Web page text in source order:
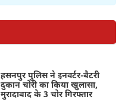
हसनपुर पुलिस ने इनवर्टर-बैटरी
दुकान चोरी का किया खुलासा,
मुरादाबाद के 3 चोर गिरफ्तार